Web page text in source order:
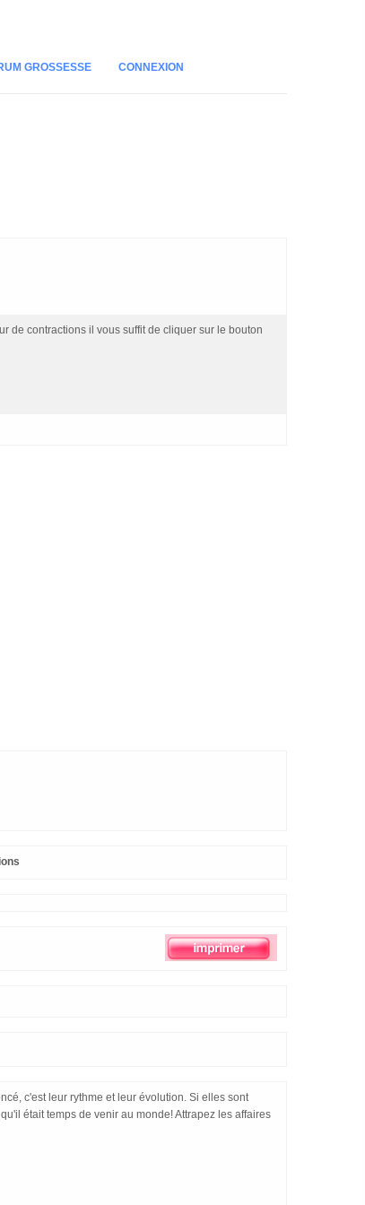
GROSSESSE CONNEXION
de contractions il vous suffit de cliquer sur le bouton
c'est leur rythme et leur évolution. Si elles sont
était temps de venir au monde! Attrapez les affaires